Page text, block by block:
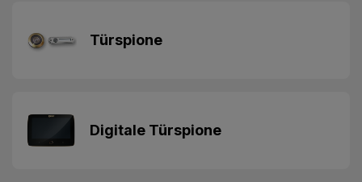
Türspione
Digitale Türspione